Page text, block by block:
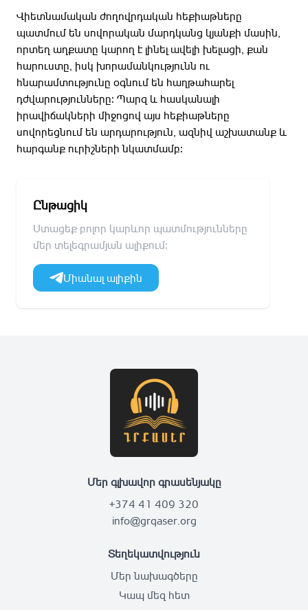
Վիետնամական ժողովրդական հեքիաթները
պատմում են սովորական մարդկանց կյանքի մասին,
որտեղ աղքատը կարող է լինել ավելի խելացի, քան
հարուստը, իսկ խորամանկությունն ու
հնարամտությունը օգնում են հաղթահարել
դժվարությունները։ Պարզ և հասկանալի
իրավիճակների միջոցով այս հեքիաթները
սովորեցնում են արդարություն, ազնիվ աշխատանք և
հարգանք ուրիշների նկատմամբ։
Ընթացիկ
Ստացեք բոլոր կարևոր պատմությունները
մեր տելեգրամյան ալիքում։
Միանալ ալիքին
Մեր գլխավոր գրասենյակը
+374 41 409 320
info@grqaser.org
Տեղեկատվություն
Մեր նախագծերը
Կապ մեզ հետ